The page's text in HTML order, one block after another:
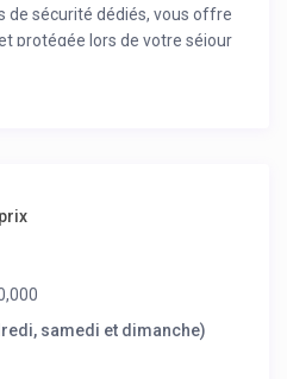
de sécurité dédiés, vous offre
protégée lors de votre séjour
un sanctuaire
une privée, ajoutent une
de vie.
un parking intérieur
canapés et lits au
samedi et dimanche)